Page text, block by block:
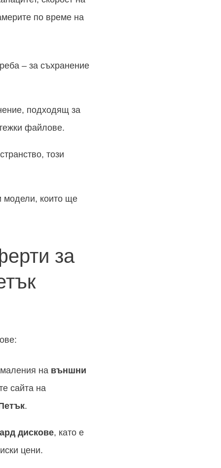
по време на
– за съхранение
подходящ за
файлове.
този
модели, които ще
за
на външни
сайта на
.
дискове, като е
цени.